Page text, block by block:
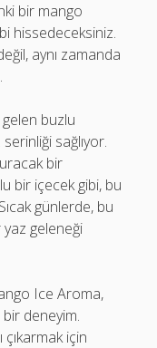
bir mango
hissedeceksiniz.
aynı zamanda
buzlu
sağlıyor.
bir
bir içecek gibi, bu
günlerde, bu
geleneği
Ice Aroma,
deneyim.
çıkarmak için